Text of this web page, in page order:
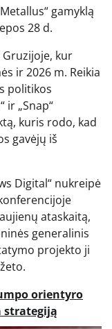
gamyklą
28 d.
kur
ir 2026 m. Reikia
politikos
ir „Snap“
kuris rodo, kad
gavėjų iš
Digital“ nukreipė
ataskaitą,
generalinis
projekto ji
orientyro
strategiją